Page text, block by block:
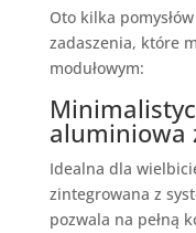
Oto kilka
zadaszenia, które
modułowym:
aluminiowa
Idealna dla
zintegrowana z
pozwala na pełną